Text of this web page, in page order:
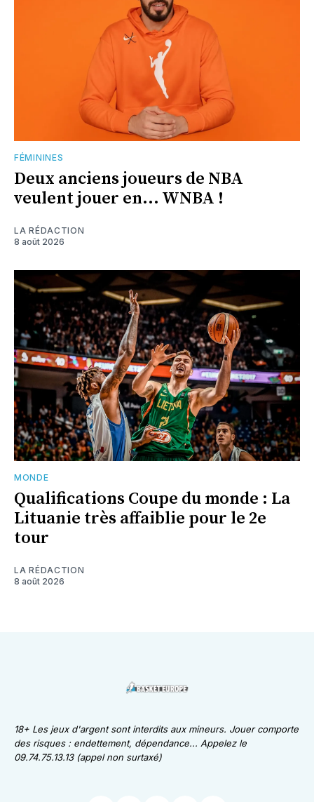
FÉMININES
Deux anciens joueurs de NBA
veulent jouer en... WNBA !
LA RÉDACTION
8 août 2026
MONDE
Qualifications Coupe du monde : La
Lituanie très affaiblie pour le 2e
tour
LA RÉDACTION
8 août 2026
18+ Les jeux d'argent sont interdits aux mineurs. Jouer comporte
des risques : endettement, dépendance... Appelez le
09.74.75.13.13 (appel non surtaxé)